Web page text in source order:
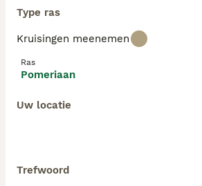
Type ras
Kruisingen meenemen
Ras
Pomeriaan
Uw locatie
Trefwoord